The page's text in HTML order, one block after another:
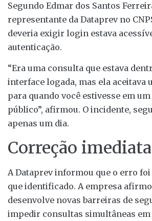
Segundo Edmar dos Santos
representante da Dataprev no
deveria exigir login estava
autenticação.
“Era uma consulta que estava
interface logada, mas ela aceitava
para quando você estivesse em
público”, afirmou. O incidente,
apenas um dia.
Correção imediata
A Dataprev informou que o erro
que identificado. A empresa
desenvolve novas barreiras de
impedir consultas simultâneas em